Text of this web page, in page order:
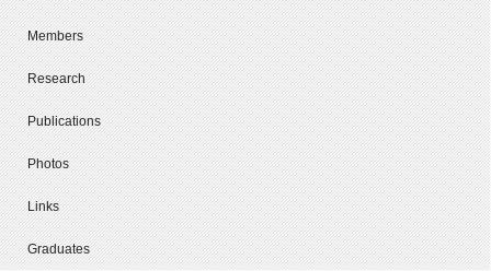
Members
Research
Publications
Photos
Links
Graduates